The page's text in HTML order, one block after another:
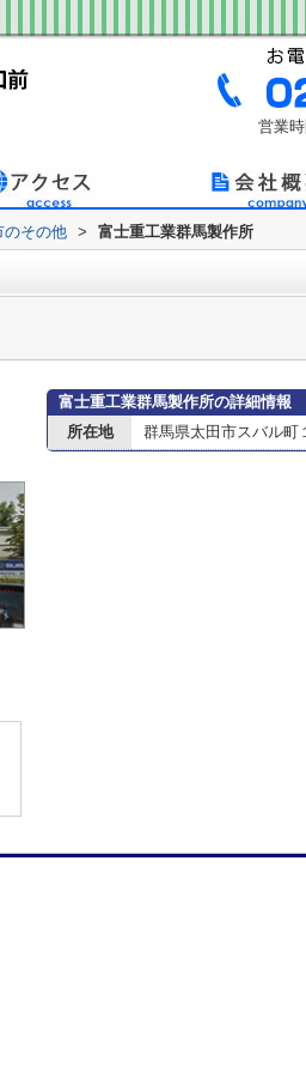
営業
のその他 > 富士重工業群馬製作所
富士重工業群馬製作所の詳細情報
所在地
群馬県太田市スバル町